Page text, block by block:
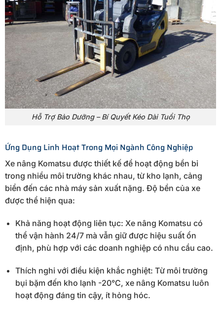
Hỗ Trợ Bảo Dưỡng – Bí Quyết Kéo Dài Tuổi Thọ
Ứng Dụng Linh Hoạt Trong Mọi Ngành Công Nghiệp
Xe nâng Komatsu được thiết kế để hoạt động bền bỉ
trong nhiều môi trường khác nhau, từ kho lạnh, cảng
biển đến các nhà máy sản xuất nặng. Độ bền của xe
được thể hiện qua:
Khả năng hoạt động liên tục: Xe nâng Komatsu có
thể vận hành 24/7 mà vẫn giữ được hiệu suất ổn
định, phù hợp với các doanh nghiệp có nhu cầu cao.
Thích nghi với điều kiện khắc nghiệt: Từ môi trường
bụi bặm đến kho lạnh -20°C, xe nâng Komatsu luôn
hoạt động đáng tin cậy, ít hỏng hóc.